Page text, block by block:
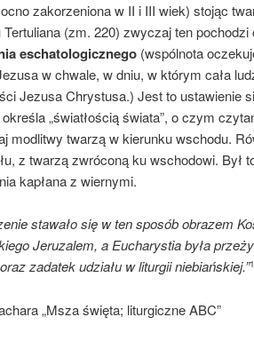
zakorzeniona w II i III wiek) stojąc
(zm. 220) zwyczaj ten pochodzi
eschatologicznego(wspólnota
w chwale, w dniu, w którym cała
Jezusa Chrystusa.) Jest to ustawienie
„światłością świata”, o czym
modlitwy twarzą w kierunku wschodu.
z twarzą zwróconą ku wschodowi. Był
kapłana z wiernymi.
stawało się w ten sposób obrazem
Jeruzalem, a Eucharystia była
zadatek udziału w liturgii niebiańskiej.”1
„Msza święta; liturgiczne ABC”